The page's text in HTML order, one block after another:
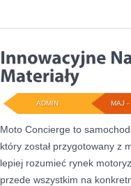
MAJ -
ADMIN
Moto Concierge to
który został przygotowany z
lepiej rozumieć rynek
przede wszystkim na